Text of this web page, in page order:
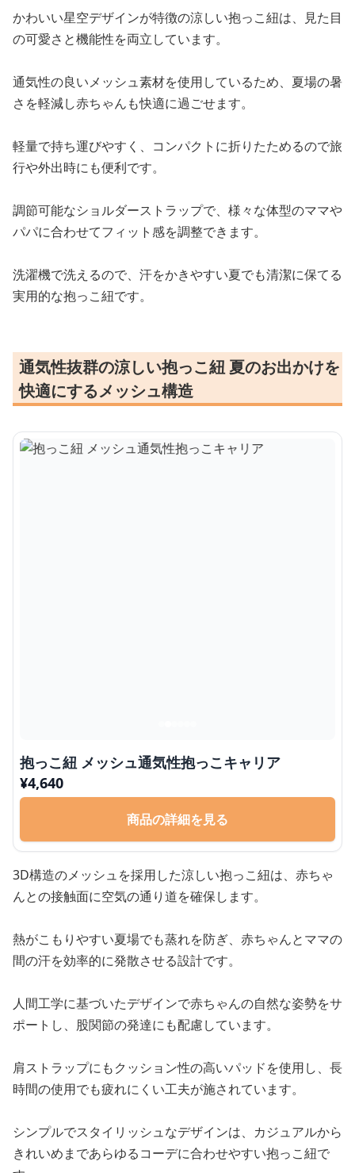
かわいい星空デザインが特徴の涼しい抱っこ紐は、見た目
の可愛さと機能性を両立しています。
通気性の良いメッシュ素材を使用しているため、夏場の暑
さを軽減し赤ちゃんも快適に過ごせます。
軽量で持ち運びやすく、コンパクトに折りたためるので旅
行や外出時にも便利です。
調節可能なショルダーストラップで、様々な体型のママや
パパに合わせてフィット感を調整できます。
洗濯機で洗えるので、汗をかきやすい夏でも清潔に保てる
実用的な抱っこ紐です。
通気性抜群の涼しい抱っこ紐 夏のお出かけを
快適にするメッシュ構造
抱っこ紐 メッシュ通気性抱っこキャリア
¥4,640
商品の詳細を見る
3D構造のメッシュを採用した涼しい抱っこ紐は、赤ちゃ
んとの接触面に空気の通り道を確保します。
熱がこもりやすい夏場でも蒸れを防ぎ、赤ちゃんとママの
間の汗を効率的に発散させる設計です。
人間工学に基づいたデザインで赤ちゃんの自然な姿勢をサ
ポートし、股関節の発達にも配慮しています。
肩ストラップにもクッション性の高いパッドを使用し、長
時間の使用でも疲れにくい工夫が施されています。
シンプルでスタイリッシュなデザインは、カジュアルから
きれいめまであらゆるコーデに合わせやすい抱っこ紐で